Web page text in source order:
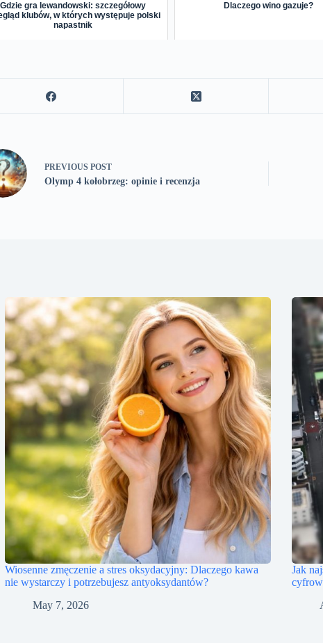
Gdzie gra lewandowski: szczegółowy
klubów, w których występuje polski
napastnik
Dlaczego wino gazuje?
PREVIOUS POST
Olymp 4 kołobrzeg: opinie i recenzja
Wiosenne zmęczenie a stres oksydacyjny: Dlaczego kawa
nie wystarczy i potrzebujesz antyoksydantów?
May 7, 2026
Jak